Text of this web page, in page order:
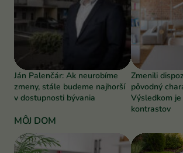
Ján Palenčár: Ak neurobíme
zmeny, stále budeme najhorší
v dostupnosti bývania
Zmenili
pôvodný
Výsledkom
kontrastov
MÔJ DOM